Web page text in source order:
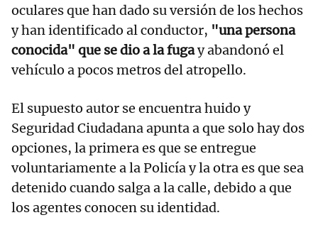
oculares que han dado su versión de los hechos
y han identificado al conductor, "una persona
conocida" que se dio a la fugay abandonó el
vehículo a pocos metros del atropello.
El supuesto autor se encuentra huido y
Seguridad Ciudadana apunta a que solo hay dos
opciones, la primera es que se entregue
voluntariamente a la Policía y la otra es que sea
detenido cuando salga a la calle, debido a que
los agentes conocen su identidad.